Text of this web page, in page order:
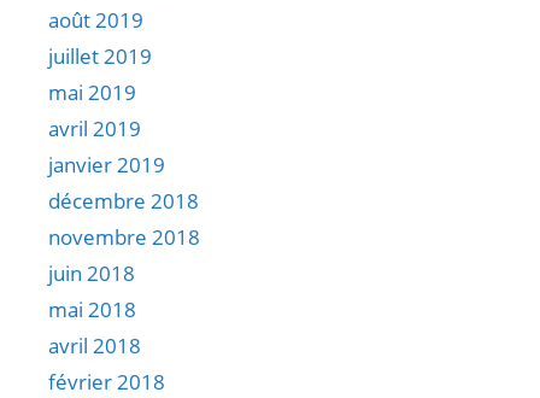
août 2019
juillet 2019
mai 2019
avril 2019
janvier 2019
décembre 2018
novembre 2018
juin 2018
mai 2018
avril 2018
février 2018